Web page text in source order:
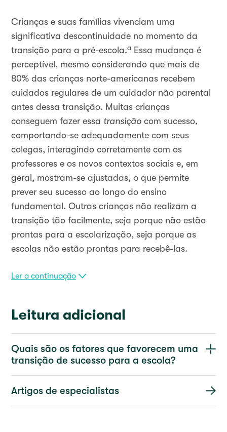
Crianças e suas famílias vivenciam uma
significativa descontinuidade no momento da
transição para a pré-escola.a Essa mudança é
perceptível, mesmo considerando que mais de
80% das crianças norte-americanas recebem
cuidados regulares de um cuidador não parental
antes dessa transição. Muitas crianças
conseguem fazer essa transição com sucesso,
comportando-se adequadamente com seus
colegas, interagindo corretamente com os
professores e os novos contextos sociais e, em
geral, mostram-se ajustadas, o que permite
prever seu sucesso ao longo do ensino
fundamental. Outras crianças não realizam a
transição tão facilmente, seja porque não estão
prontas para a escolarização, seja porque as
escolas não estão prontas para recebê-las.
Ler a continuação
Leitura adicional
Quais são os fatores que favorecem uma
transição de sucesso para a escola?
Artigos de especialistas